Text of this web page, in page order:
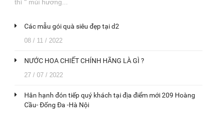
thì " mùi hương...
Các mẫu gói quà siêu đẹp tại d2
08 / 11 / 2022
NƯỚC HOA CHIẾT CHÍNH HÃNG LÀ GÌ ?
27 / 07 / 2022
Hân hạnh đón tiếp quý khách tại địa điểm mới 209 Hoàng
Cầu- Đống Đa -Hà Nội